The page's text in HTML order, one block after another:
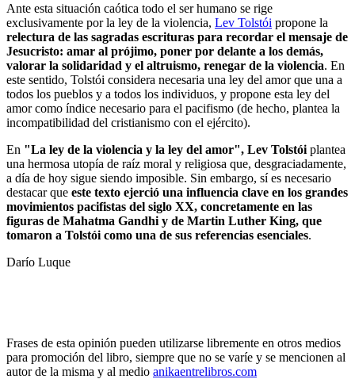
Ante esta situación caótica todo el ser humano se rige
exclusivamente por la ley de la violencia, Lev Tolstói propone la
relectura de las sagradas escrituras para recordar el mensaje de
Jesucristo: amar al prójimo, poner por delante a los demás,
valorar la solidaridad y el altruismo, renegar de la violencia. En
este sentido, Tolstói considera necesaria una ley del amor que una a
todos los pueblos y a todos los individuos, y propone esta ley del
amor como índice necesario para el pacifismo (de hecho, plantea la
incompatibilidad del cristianismo con el ejército).
En "La ley de la violencia y la ley del amor", Lev Tolstói plantea
una hermosa utopía de raíz moral y religiosa que, desgraciadamente,
a día de hoy sigue siendo imposible. Sin embargo, sí es necesario
destacar que este texto ejerció una influencia clave en los grandes
movimientos pacifistas del siglo XX, concretamente en las
figuras de Mahatma Gandhi y de Martin Luther King, que
tomaron a Tolstói como una de sus referencias esenciales.
Darío Luque
Frases de esta opinión pueden utilizarse libremente en otros medios
para promoción del libro, siempre que no se varíe y se mencionen al
autor de la misma y al medio anikaentrelibros.com